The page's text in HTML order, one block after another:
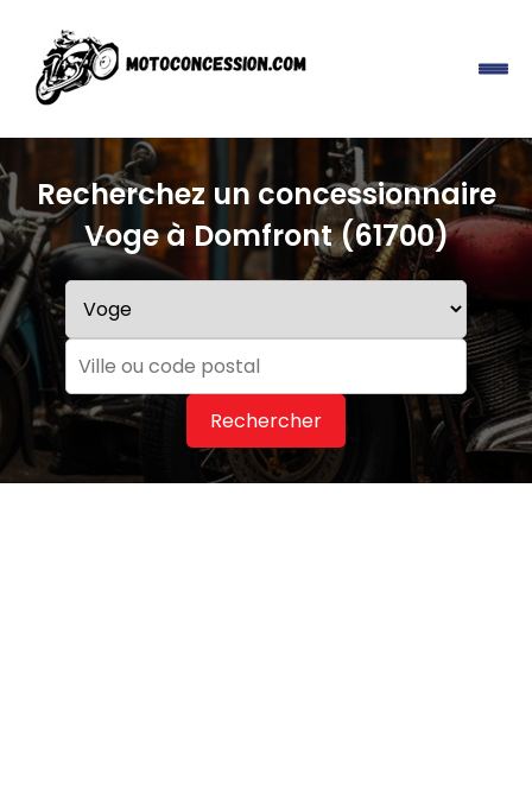
Recherchez un concessionnaire
Voge à Domfront (61700)
Rechercher